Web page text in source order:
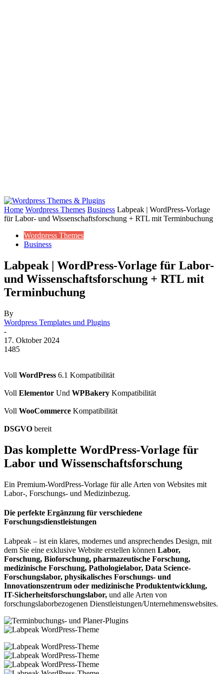
Home Wordpress Themes Business Labpeak | WordPress-Vorlage
für Labor- und Wissenschaftsforschung + RTL mit Terminbuchung
Wordpress Themes
Business
Labpeak | WordPress-Vorlage für Labor-
und Wissenschaftsforschung + RTL mit
Terminbuchung
By
Wordpress Templates und Plugins
-
17. Oktober 2024
1485
Voll WordPress 6.1 Kompatibilität
Voll Elementor Und WPBakery Kompatibilität
Voll WooCommerce Kompatibilität
DSGVO bereit
Das komplette WordPress-Vorlage für
Labor und Wissenschaftsforschung
Ein Premium-WordPress-Vorlage für alle Arten von Websites mit
Labor-, Forschungs- und Medizinbezug.
Die perfekte Ergänzung für verschiedene
Forschungsdienstleistungen
Labpeak – ist ein klares, modernes und ansprechendes Design, mit
dem Sie eine exklusive Website erstellen können Labor,
Forschung, Bioforschung, pharmazeutische Forschung,
medizinische Forschung, Pathologielabor, Data Science-
Forschungslabor, physikalisches Forschungs- und
Innovationszentrum oder medizinische Produktentwicklung,
IT-Sicherheitsforschungslabor, und alle Arten von
forschungslaborbezogenen Dienstleistungen/Unternehmenswebsites.